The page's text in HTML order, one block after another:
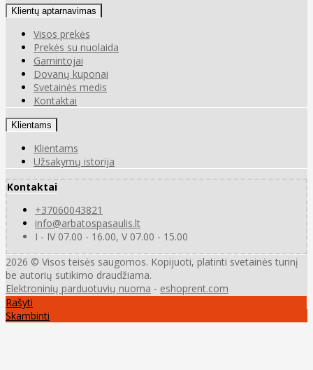
Klientų aptarnavimas
Visos prekės
Prekės su nuolaida
Gamintojai
Dovanų kuponai
Svetainės medis
Kontaktai
Klientams
Klientams
Užsakymų istorija
Kontaktai
+37060043821
info@arbatospasaulis.lt
I - IV 07.00 - 16.00, V 07.00 - 15.00
2026 © Visos teisės saugomos. Kopijuoti, platinti svetainės turinį
be autorių sutikimo draudžiama.
Elektroninių parduotuvių nuoma - eshoprent.com
Rašyti
Skambinti